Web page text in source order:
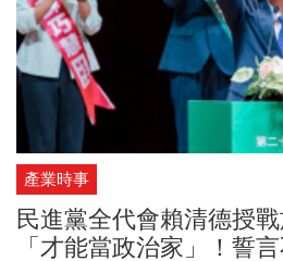
產業時事
民進黨全代會賴清德授
「才能當政治家」！誓